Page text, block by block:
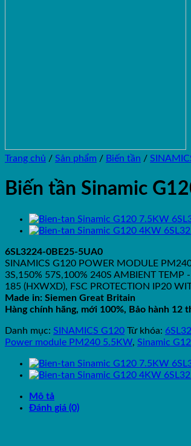
Trang chủ / Sản phẩm / Biến tần /
Biến tần Sinamic
6SL3224-0BE25-5UA0
SINAMICS G120 POWER MODULE
3S,150% 57S,100% 240S AMBIENT
185 (HXWXD), FSC PROTECTION IP20
Made in: Siemen Great Britain
Hàng chính hãng, mới 100%, Bảo hành 12
Danh mục: SINAMICS G120 Từ khóa:
Power module PM240 5.5KW, Sinamic
Mô tả
Đánh giá (0)